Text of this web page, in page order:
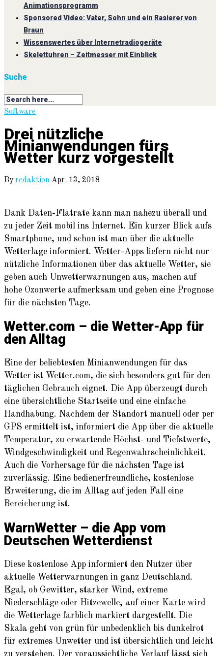
Animationsprogramm
Sponsored Video: Vater, Sohn und ein Rasierer von
Braun
Wissenswertes über Internetradiogeräte
Skelettuhren – Zeitmesser mit Einblick
Suche
Software
Drei nützliche
Minianwendungen fürs
Wetter kurz vorgestellt
By redaktion Apr. 13, 2018
Dank Daten-Flatrate kann man nahezu überall und
zu jeder Zeit mobil ins Internet. Ein kurzer Blick aufs
Smartphone, und schon ist man über die aktuelle
Wetterlage informiert. Wetter-Apps liefern nicht nur
nützliche Informationen über das aktuelle Wetter, sie
geben auch Unwetterwarnungen aus, machen auf
hohe Ozonwerte aufmerksam und geben eine Prognose
für die nächsten Tage.
Wetter.com – die Wetter-App für
den Alltag
Eine der beliebtesten Minianwendungen für das
Wetter ist Wetter.com, die sich besonders gut für den
täglichen Gebrauch eignet. Die App überzeugt durch
eine übersichtliche Startseite und eine einfache
Handhabung. Nachdem der Standort manuell oder per
GPS ermittelt ist, informiert die App über die aktuelle
Temperatur, zu erwartende Höchst- und Tiefstwerte,
Windgeschwindigkeit und Regenwahrscheinlichkeit.
Auch die Vorhersage für die nächsten Tage ist
zuverlässig. Eine bedienerfreundliche, kostenlose
Erweiterung, die im Alltag auf jeden Fall eine
Bereicherung ist.
WarnWetter – die App vom
Deutschen Wetterdienst
Diese kostenlose App informiert den Nutzer über
aktuelle Wetterwarnungen in ganz Deutschland.
Egal, ob Gewitter, starker Wind, extreme
Niederschläge oder Hitzewelle, auf einer Karte wird
die Wetterlage farblich markiert dargestellt. Die
Skala geht von grün für unbedenklich bis dunkelrot
für extremes Unwetter und ist übersichtlich und leicht
zu verstehen. Der voraussichtliche Verlauf lässt sich